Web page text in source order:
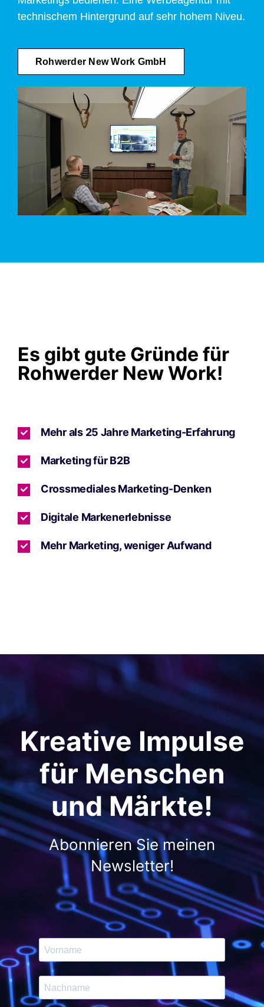
technischem Hintergrund auf sehr hohem Niveu.
Rohwerder New Work GmbH
Es gibt gute Gründe für
Rohwerder New Work!
Mehr als 25 Jahre Marketing-Erfahrung
Marketing für B2B
Crossmediales Marketing-Denken
Digitale Markenerlebnisse
Mehr Marketing, weniger Aufwand
Kreative Impulse
für Menschen
und Märkte!
Abonnieren Sie meinen
Newsletter!